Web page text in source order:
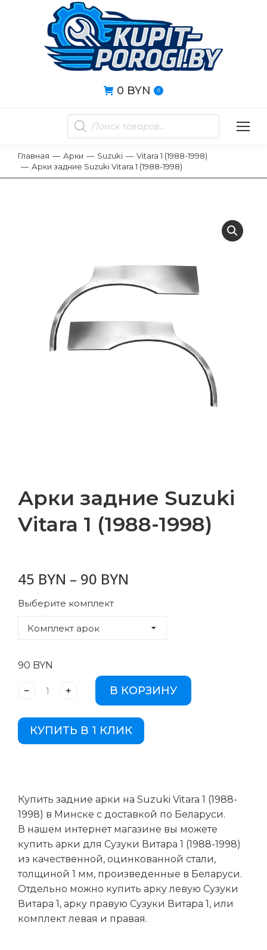
0 BYN 0
Вы здесь:
Главная Арки Suzuki
Vitara 1 (1988-1998)
Арки задние Suzuki Vitara 1 (1988-1998)
Арки задние Suzuki
Vitara 1 (1988-1998)
45 BYN – 90 BYN
Выберите комплект
90 BYN
В КОРЗИНУ
КУПИТЬ В 1 КЛИК
Купить задние арки на Suzuki Vitara 1 (1988-
1998) в Минске с доставкой по Беларуси.
В нашем интернет магазине вы можете
купить арки для Сузуки Витара 1 (1988-1998)
из качественной, оцинкованной стали,
толщиной 1 мм, произведенные в Беларуси.
Отдельно можно купить арку левую Сузуки
Витара 1, арку правую Сузуки Витара 1, или
комплект левая и правая.